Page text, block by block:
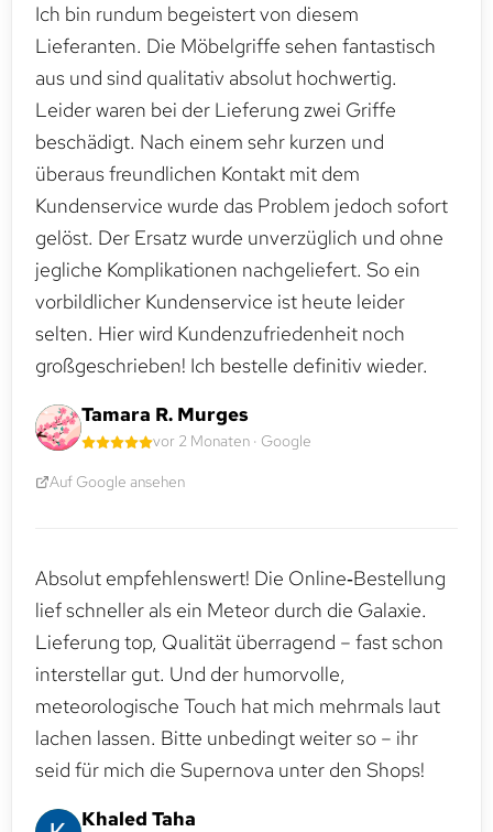
Ich bin rundum begeistert von diesem
Lieferanten. Die Möbelgriffe sehen fantastisch
aus und sind qualitativ absolut hochwertig.
Leider waren bei der Lieferung zwei Griffe
beschädigt. Nach einem sehr kurzen und
überaus freundlichen Kontakt mit dem
Kundenservice wurde das Problem jedoch sofort
gelöst. Der Ersatz wurde unverzüglich und ohne
jegliche Komplikationen nachgeliefert. So ein
vorbildlicher Kundenservice ist heute leider
selten. Hier wird Kundenzufriedenheit noch
großgeschrieben! Ich bestelle definitiv wieder.
Tamara R. Murges
vor 2 Monaten · Google
Auf Google ansehen
Absolut empfehlenswert! Die Online‑Bestellung
lief schneller als ein Meteor durch die Galaxie.
Lieferung top, Qualität überragend – fast schon
interstellar gut. Und der humorvolle,
meteorologische Touch hat mich mehrmals laut
lachen lassen. Bitte unbedingt weiter so – ihr
seid für mich die Supernova unter den Shops!
Khaled Taha